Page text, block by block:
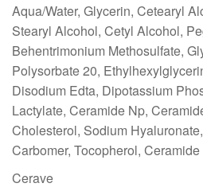
Aqua/Water, Glycerin, Cetearyl
Stearyl Alcohol, Cetyl Alcohol,
Behentrimonium Methosulfate,
Polysorbate 20,
Disodium Edta, Dipotassium
Lactylate, Ceramide Np,
Cholesterol, Sodium
Carbomer, Tocopherol,
Cerave